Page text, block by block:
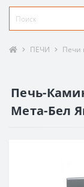
ПЕЧИ Печи
Печь-
Мета-Бел